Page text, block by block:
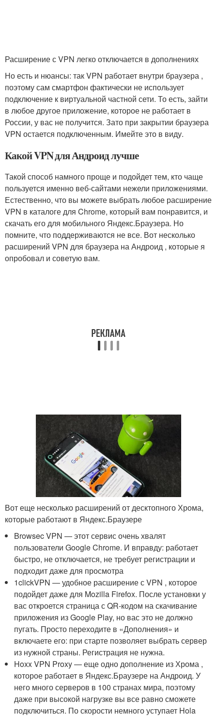
Расширение с VPN легко отключается в дополнениях
Но есть и нюансы: так VPN работает внутри браузера ,
поэтому сам смартфон фактически не использует
подключение к виртуальной частной сети. То есть, зайти
в любое другое приложение, которое не работает в
России, у вас не получится. Зато при закрытии браузера
VPN остается подключенным. Имейте это в виду.
Какой VPN для Андроид лучше
Такой способ намного проще и подойдет тем, кто чаще
пользуется именно веб-сайтами нежели приложениями.
Естественно, что вы можете выбрать любое расширение
VPN в каталоге для Chrome, который вам понравится, и
скачать его для мобильного Яндекс.Браузера. Но
помните, что поддерживаются не все. Вот несколько
расширений VPN для браузера на Андроид , которые я
опробовал и советую вам.
Вот еще несколько расширений от десктопного Хрома,
которые работают в Яндекс.Браузере
Browsec VPN — этот сервис очень хвалят
пользователи Google Chrome. И вправду: работает
быстро, не отключается, не требует регистрации и
подходит даже для просмотра
1clickVPN — удобное расширение с VPN , которое
подойдет даже для Mozilla Firefox. После установки у
вас откроется страница с QR-кодом на скачивание
приложения из Google Play, но вас это не должно
пугать. Просто переходите в «Дополнения» и
включаете его: при старте позволяет выбрать сервер
из нужной страны. Регистрация не нужна.
Hoxx VPN Proxy — еще одно дополнение из Хрома ,
которое работает в Яндекс.Браузере на Андроид. У
него много серверов в 100 странах мира, поэтому
даже при высокой нагрузке вы все равно сможете
подключиться. По скорости немного уступает Hola